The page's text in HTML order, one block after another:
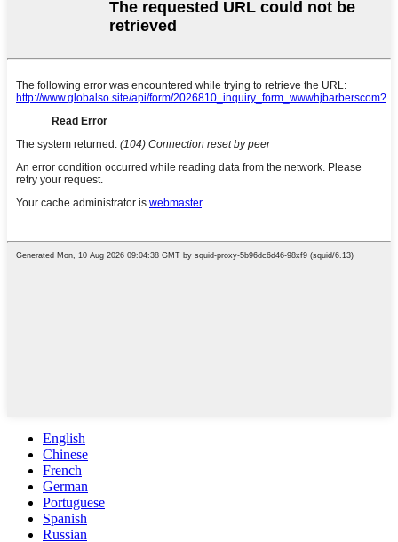
English
Chinese
French
German
Portuguese
Spanish
Russian